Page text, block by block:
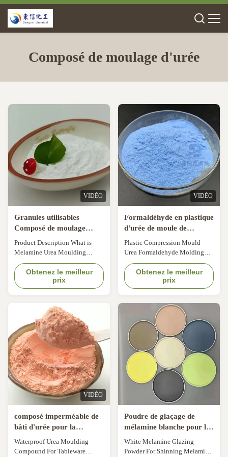
Composé de moulage d'urée
VIDÉO
Granules utilisables
Composé de moulage
d'urée Poudre blanche
pour ustensiles de table
Product Description What is
Melamine Urea Moulding
Compounds Urea molding
compound powder,also known
as urea formaldehyde compound
powder, amino molding
thermosetting material, it's
produced by adding curing
agent, colorant,lubricant into
urea formaldehyde resin.
Color:white ...
Obtenez le meilleur
prix
VIDÉO
Formaldéhyde en plastique
d'urée de moule de
compression moulant la
poudre composée
Plastic Compression Mould
Urea Formaldehyde Molding
Compound Powder Product
Description What Is Melamine
Tableware? Melamine moulding
compound are based on
fortified with specialpurpose
additives, pigments, cure
regulators and lubricants
.specialpurpose additives, ...
Obtenez le meilleur
prix
VIDÉO
composé imperméable de
bâti d'urée pour la
couverture de toilette de
commutateur de prise de
Waterproof Urea Moulding
Compound For Tableware
Poudre de glaçage de
mélamine blanche pour la
vaisselle Shinning de
mélamine
White Melamine Glazing
Powder For Shinning Melamine